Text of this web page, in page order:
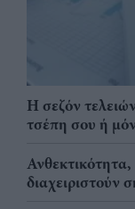
Η σεζόν
τσέπη σου ή
διαχειριστούν